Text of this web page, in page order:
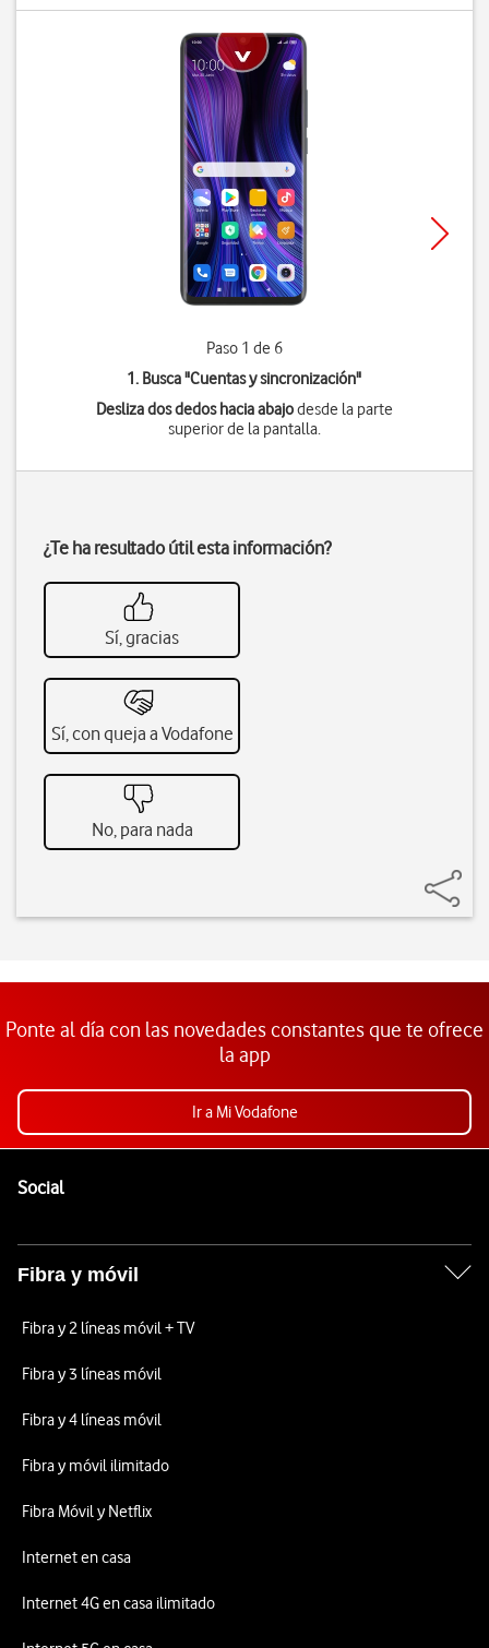
Paso 1 de 6
1. Busca "Cuentas y sincronización"
Desliza dos dedos hacia abajodesde la parte
superior de la pantalla.
¿Te ha resultado útil esta información?
Sí, gracias
Sí, con queja a Vodafone
No, para nada
Ponte al día con las novedades constantes que te ofrece
la app
Ir a Mi Vodafone
SocialEnlaces a las redes sociales de Vodafone
Fibra y móvil
Fibra y 2 líneas móvil + TV
Fibra y 3 líneas móvil
Fibra y 4 líneas móvil
Fibra y móvil ilimitado
Fibra Móvil y Netflix
Internet en casa
Internet 4G en casa ilimitado